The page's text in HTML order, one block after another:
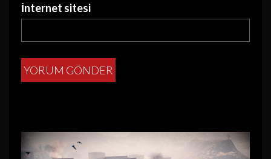
İnternet sitesi